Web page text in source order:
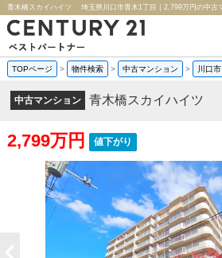
TOPページ > 物件検索 > 中古マンション > 川口市
中古マンション 青木橋スカイハイツ
2,799万円 値下がり